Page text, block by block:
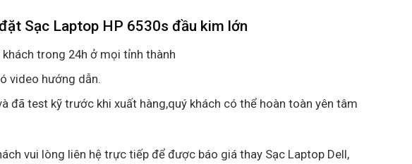
Sạc Laptop HP 6530s đầu kim lớn
trong 24h ở mọi tỉnh thành
video hướng dẫn.
đã test kỹ trước khi xuất hàng,quý khách có thể hoàn toàn yên tâm
vui lòng liên hệ trực tiếp để được báo giá thay Sạc Laptop Dell,